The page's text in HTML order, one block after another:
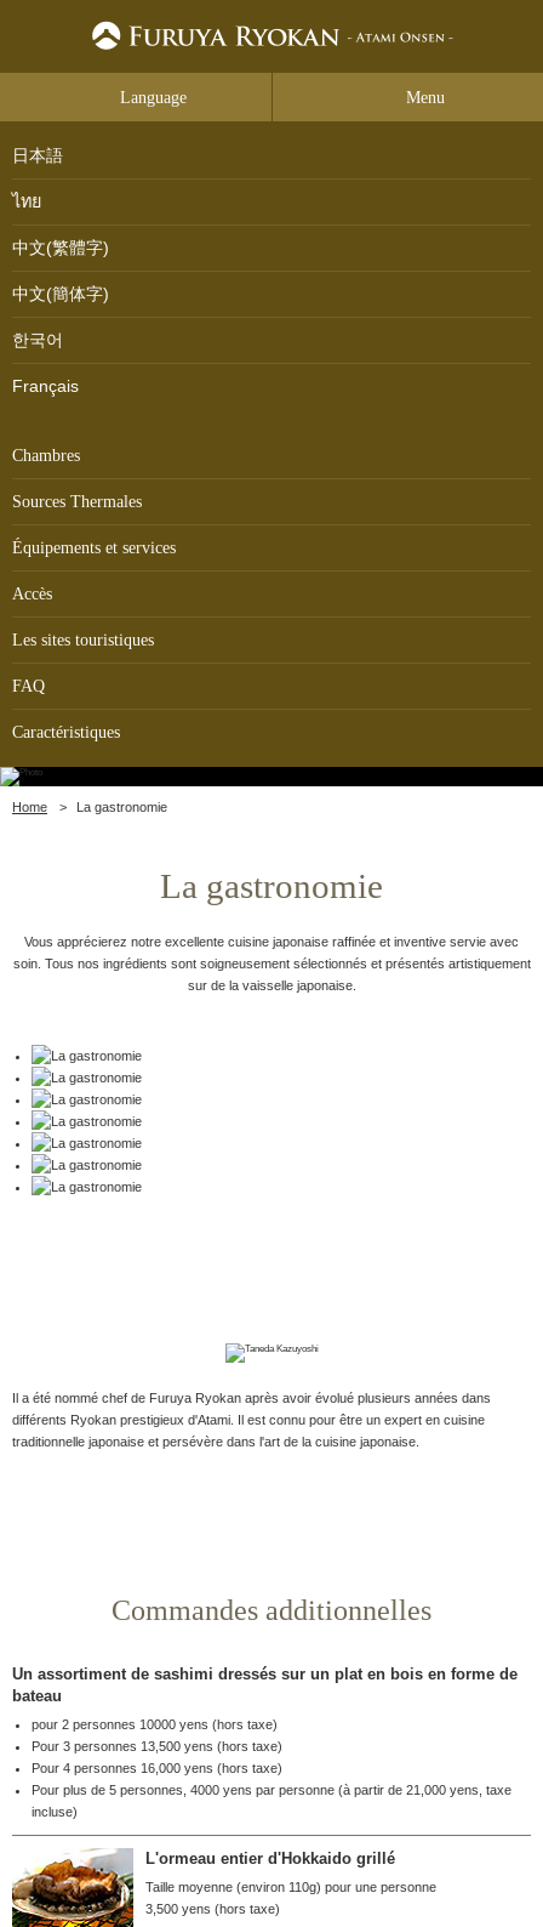
Language Menu
日本語
ไทย
中文(繁體字)
中文(簡体字)
한국어
Français
Chambres
Sources Thermales
Équipements et services
Accès
Les sites touristiques
FAQ
Caractéristiques
Home La gastronomie
La gastronomie
Vous apprécierez notre excellente cuisine japonaise raffinée et inventive servie avec
soin. Tous nos ingrédients sont soigneusement sélectionnés et présentés artistiquement
sur de la vaisselle japonaise.
Il a été nommé chef de Furuya Ryokan après avoir évolué plusieurs années dans
différents Ryokan prestigieux d'Atami. Il est connu pour être un expert en cuisine
traditionnelle japonaise et persévère dans l'art de la cuisine japonaise.
Commandes additionnelles
Un assortiment de sashimi dressés sur un plat en bois en forme de
bateau
pour 2 personnes 10000 yens (hors taxe)
Pour 3 personnes 13,500 yens (hors taxe)
Pour 4 personnes 16,000 yens (hors taxe)
Pour plus de 5 personnes, 4000 yens par personne (à partir de 21,000 yens, taxe
incluse)
L'ormeau entier d'Hokkaido grillé
Taille moyenne (environ 110g) pour une personne
3,500 yens (hors taxe)